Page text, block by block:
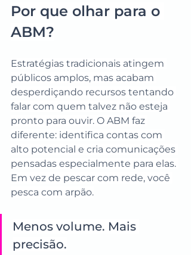
Por que olhar para o
ABM?
Estratégias tradicionais atingem
públicos amplos, mas acabam
desperdiçando recursos tentando
falar com quem talvez não esteja
pronto para ouvir. O ABM faz
diferente: identifica contas com
alto potencial e cria comunicações
pensadas especialmente para elas.
Em vez de pescar com rede, você
pesca com arpão.
Menos volume. Mais
precisão.